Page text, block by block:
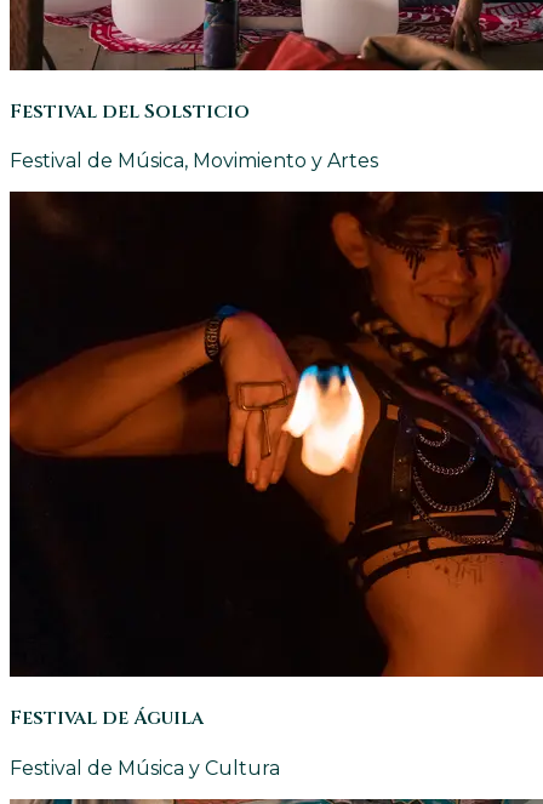
Festival del Solsticio
Festival de Música, Movimiento y Artes
Festival de Águila
Festival de Música y Cultura